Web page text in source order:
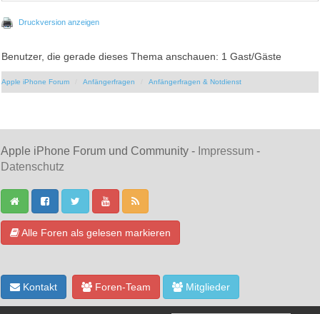
Druckversion anzeigen
Benutzer, die gerade dieses Thema anschauen: 1 Gast/Gäste
Apple iPhone Forum Anfängerfragen Anfängerfragen & Notdienst
Apple iPhone Forum und Community - Impressum -
Datenschutz
Alle Foren als gelesen markieren
Kontakt Foren-Team Mitglieder